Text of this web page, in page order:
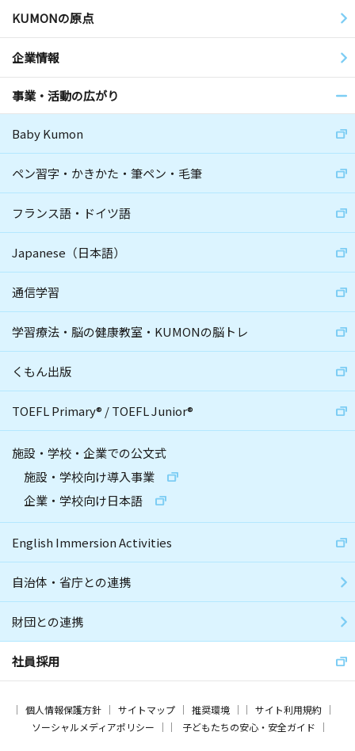
KUMONの原点
企業情報
事業・活動の広がり
Baby Kumon
ペン習字・かきかた・筆ペン・毛筆
フランス語・ドイツ語
Japanese（日本語）
通信学習
学習療法・脳の健康教室・KUMONの脳トレ
くもん出版
TOEFL Primary® /TOEFL Junior®
施設・学校・企業での公文式
施設・学校向け導入事業
企業・学校向け日本語
English Immersion Activities
自治体・省庁との連携
財団との連携
社員採用
個人情報保護方針 サイトマップ 推奨環境
サイト利用規約
ソーシャルメディアポリシー
子どもたちの安心・安全ガイド